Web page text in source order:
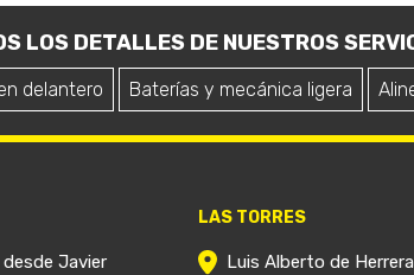
LOS DETALLES DE NUESTROS
delantero Baterías y mecánica ligera
Javier
LAS TORRES
Luis Alberto de